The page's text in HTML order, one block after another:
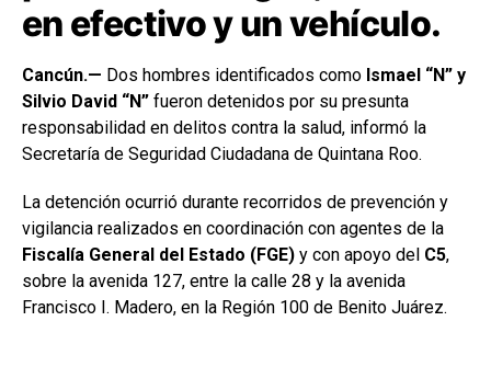
en efectivo y un vehículo.
Cancún.— Dos hombres identificados como Ismael “N” y
Silvio David “N” fueron detenidos por su presunta
responsabilidad en delitos contra la salud, informó la
Secretaría de Seguridad Ciudadana de Quintana Roo.
La detención ocurrió durante recorridos de prevención y
vigilancia realizados en coordinación con agentes de la
Fiscalía General del Estado (FGE) y con apoyo del C5,
sobre la avenida 127, entre la calle 28 y la avenida
Francisco I. Madero, en la Región 100 de Benito Juárez.